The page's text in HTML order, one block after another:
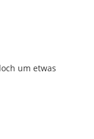
um etwas